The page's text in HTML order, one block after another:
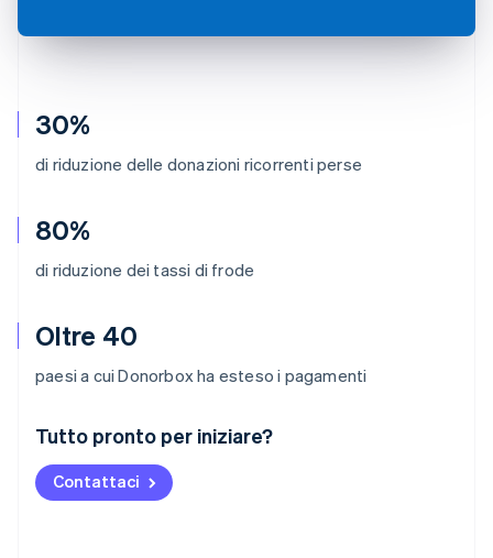
30%
di riduzione delle donazioni ricorrenti perse
80%
di riduzione dei tassi di frode
Oltre 40
paesi a cui Donorbox ha esteso i pagamenti
Tutto pronto per iniziare?
Contattaci
Australia
English
Austria
DeutschEnglish